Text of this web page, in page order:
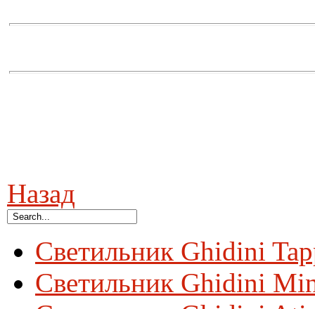
Назад
Светильник Ghidini
Светильник Ghidini